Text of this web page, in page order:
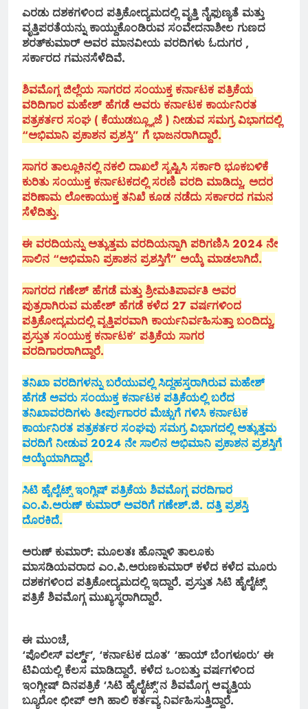
ಎರಡು ದಶಕಗಳಿಂದ ಪತ್ರಿಕೋದ್ಯಮದಲ್ಲಿ ವೃತ್ತಿ ನೈಫುಣ್ಯತೆ ಮತ್ತು
ವೃತ್ತಿಪರತೆಯನ್ನು ಕಾಯ್ದುಕೊಂಡಿರುವ ಸಂವೇದನಾಶೀಲ ಗುಣದ
ಶರತ್‌ಕುಮಾರ್ ಅವರ ಮಾನವೀಯ ವರದಿಗಳು ಓದುಗರ ,
ಸರ್ಕಾರದ ಗಮನಸೆಳೆದಿವೆ.
ಶಿವಮೊಗ್ಗ ಜಿಲ್ಲೆಯ ಸಾಗರದ ಸಂಯುಕ್ತ ಕರ್ನಾಟಕ ಪತ್ರಿಕೆಯ
ವರಿದಿಗಾರ ಮಹೇಶ್ ಹೆಗಡೆ ಅವರು ಕರ್ನಾಟಕ ಕಾರ್ಯನಿರತ
ಪತ್ರಕರ್ತರ ಸಂಘ ( ಕೆಯುಡಬ್ಲ್ಯೂಜೆ ) ನೀಡುವ ಸಮಗ್ರ ವಿಭಾಗದಲ್ಲಿ
“ಅಭಿಮಾನಿ ಪ್ರಕಾಶನ ಪ್ರಶಸ್ತಿ” ಗೆ ಭಾಜನರಾಗಿದ್ದಾರೆ.
ಸಾಗರ ತಾಲ್ಲೂಕಿನಲ್ಲಿ ನಕಲಿ ದಾಖಲೆ ಸೃಷ್ಟಿಸಿ ಸರ್ಕಾರಿ ಭೂಕಬಳಿಕೆ
ಕುರಿತು ಸಂಯುಕ್ತ ಕರ್ನಾಟಕದಲ್ಲಿ ಸರಣಿ ವರದಿ ಮಾಡಿದ್ದು, ಅದರ
ಪರಿಣಾಮ ಲೋಕಾಯುಕ್ತ ತನಿಖೆ ಕೂಡ ನಡೆದು ಸರ್ಕಾರದ ಗಮನ
ಸೆಳೆದಿತ್ತು.
ಈ ವರದಿಯನ್ನು ಅತ್ಯುತ್ತಮ ವರದಿಯನ್ನಾಗಿ ಪರಿಗಣಿಸಿ 2024 ನೇ
ಸಾಲಿನ “ಅಭಿಮಾನಿ ಪ್ರಕಾಶನ ಪ್ರಶಸ್ತಿಗೆ” ಅಯ್ಕೆ ಮಾಡಲಾಗಿದೆ.
ಸಾಗರದ ಗಣೇಶ್ ಹೆಗಡೆ ಮತ್ತು ಶ್ರೀಮತಿಪಾರ್ವತಿ ಅವರ
ಪುತ್ರರಾಗಿರುವ ಮಹೇಶ್ ಹೆಗಡೆ ಕಳೆದ 27 ವರ್ಷಗಳಿಂದ
ಪತ್ರಿಕೋದ್ಯಮದಲ್ಲಿ ವೃತ್ತಿಪರವಾಗಿ ಕಾರ್ಯನಿರ್ವಹಿಸುತ್ತಾ ಬಂದಿದ್ದು,
ಪ್ರಸ್ತುತ ಸಂಯುಕ್ತ ಕರ್ನಾಟಕ’ ಪತ್ರಿಕೆಯ ಸಾಗರ
ವರದಿಗಾರರಾಗಿದ್ದಾರೆ.
ತನಿಖಾ ವರದಿಗಳನ್ನು ಬರೆಯುವಲ್ಲಿ ಸಿದ್ದಹಸ್ತರಾಗಿರುವ ಮಹೇಶ್
ಹೆಗಡೆ ಅವರು ಸಂಯುಕ್ತ ಕರ್ನಾಟಕ ಪತ್ರಿಕೆಯಲ್ಲಿ ಬರೆದ
ತನಿಖಾವರದಿಗಳು ತೀರ್ಪುಗಾರರ ಮೆಚ್ಚುಗೆ ಗಳಿಸಿ ಕರ್ನಾಟಕ
ಕಾರ್ಯನಿರತ ಪತ್ರಕರ್ತರ ಸಂಘವು ಸಮಗ್ರ ವಿಭಾಗದಲ್ಲಿ ಅತ್ಯುತ್ತಮ
ವರದಿಗೆ ನೀಡುವ 2024 ನೇ ಸಾಲಿನ ಅಭಿಮಾನಿ ಪ್ರಕಾಶನ ಪ್ರಶಸ್ತಿಗೆ
ಆಯ್ಕೆಯಾಗಿದ್ದಾರೆ.
ಸಿಟಿ ಹೈಲೈಟ್ಸ್ ಇಂಗ್ಲಿಷ್ ಪತ್ರಿಕೆಯ ಶಿವಮೊಗ್ಗ ವರದಿಗಾರ
ಎಂ.ಪಿ.ಅರುಣ್ ಕುಮಾರ್ ಅವರಿಗೆ ಗಣೇಶ್.ಜಿ. ದತ್ತಿ ಪ್ರಶಸ್ತಿ
ದೊರಕಿದೆ.
ಅರುಣ್ ಕುಮಾರ್: ಮೂಲತಃ ಹೊನ್ನಾಳಿ ತಾಲೂಕು
ಮಾಸಡಿಯವರಾದ ಎಂ.ಪಿ.ಅರುಣಕುಮಾರ್ ಕಳೆದ ಕಳೆದ ಮೂರು
ದಶಕಗಳಿಂದ ಪತ್ರಿಕೋದ್ಯಮದಲ್ಲಿ ಇದ್ದಾರೆ. ಪ್ರಸ್ತುತ ಸಿಟಿ ಹೈಲೈಟ್ಸ್
ಪತ್ರಿಕೆ ಶಿವಮೊಗ್ಗ ಮುಖ್ಯಸ್ಥರಾಗಿದ್ದಾರೆ.
ಈ ಮುಂಚೆ,
‘ಪೊಲೀಸ್ ವರ್ಲ್ಡ್’, ‘ಕರ್ನಾಟಕ ದೂತ’ ‘ಹಾಯ್ ಬೆಂಗಳೂರು’ ಈ
ಟಿವಿಯಲ್ಲಿ ಕೆಲಸ ಮಾಡಿದ್ದಾರೆ. ಕಳೆದ ಒಂಬತ್ತು ವರ್ಷಗಳಿಂದ
ಇಂಗ್ಲೀಷ್ ದಿನಪತ್ರಿಕೆ ‘ಸಿಟಿ ಹೈಲೈಟ್ಸ್’ನ ಶಿವಮೊಗ್ಗ ಆವೃತ್ತಿಯ
ಬ್ಯೂರೋ ಛೀಪ್ ಆಗಿ ಹಾಲಿ ಕರ್ತವ್ಯ ನಿರ್ವಹಿಸುತ್ತಿದ್ದಾರೆ.